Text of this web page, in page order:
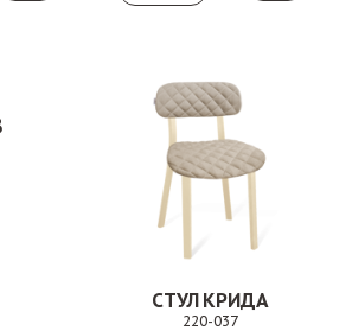
СТУЛ КРИДА
220-037